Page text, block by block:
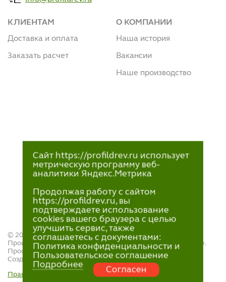
КЛИЕНТАМ
Доставка и оплата
Заказать расчет
О КОМПАНИИ
Наша история
Вакансии
Наше производство
© 2021—2023
Производство и продажа пиломатериалов в Петрозаводске.
ПрофильДрев.
Создание и поддержка сайта — «Артлекс»
Правила обработки персональных данных
Сайт https://profildrev.ru использует
метрическую программу веб-
аналитики Яндекс.Метрика
Продолжая работу с сайтом
https://profildrev.ru, вы
подтверждаете использование
cookies вашего браузера с целью
улучшить сервис, также
соглашаетесь с документами:
Политика конфиденциальности и
Пользовательское соглашение
Подробнее
Согласен